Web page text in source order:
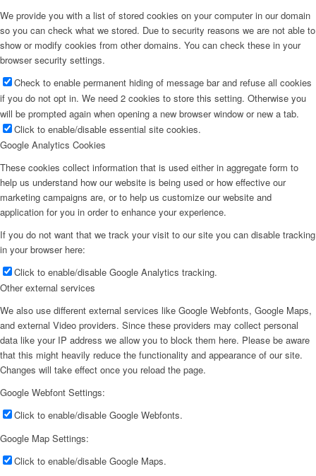
We provide you with a list of stored cookies on your computer in our domain
so you can check what we stored. Due to security reasons we are not able to
show or modify cookies from other domains. You can check these in your
browser security settings.
Check to enable permanent hiding of message bar and refuse all cookies
if you do not opt in. We need 2 cookies to store this setting. Otherwise you
will be prompted again when opening a new browser window or new a tab.
Click to enable/disable essential site cookies.
Google Analytics Cookies
These cookies collect information that is used either in aggregate form to
help us understand how our website is being used or how effective our
marketing campaigns are, or to help us customize our website and
application for you in order to enhance your experience.
If you do not want that we track your visit to our site you can disable tracking
in your browser here:
Click to enable/disable Google Analytics tracking.
Other external services
We also use different external services like Google Webfonts, Google Maps,
and external Video providers. Since these providers may collect personal
data like your IP address we allow you to block them here. Please be aware
that this might heavily reduce the functionality and appearance of our site.
Changes will take effect once you reload the page.
Google Webfont Settings:
Click to enable/disable Google Webfonts.
Google Map Settings:
Click to enable/disable Google Maps.